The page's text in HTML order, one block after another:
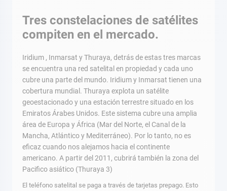
Tres constelaciones de satélites
compiten en el mercado.
Iridium , Inmarsat y Thuraya, detrás de estas tres marcas
se encuentra una red satelital en propiedad y cada uno
cubre una parte del mundo. Iridium y Inmarsat tienen una
cobertura mundial. Thuraya explota un satélite
geoestacionado y una estación terrestre situado en los
Emiratos Árabes Unidos. Este sistema cubre una amplia
área de Europa y África (Mar del Norte, el Canal de la
Mancha, Atlántico y Mediterráneo). Por lo tanto, no es
eficaz cuando nos alejamos hacia el continente
americano. A partir del 2011, cubrirá también la zona del
Pacifico asiático (Thuraya 3)
El teléfono satelital se paga a través de tarjetas prepago. Esto